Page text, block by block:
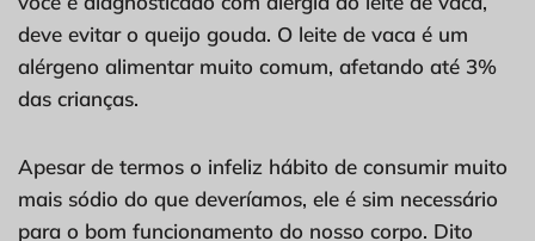
deve evitar o queijo gouda. O leite de vaca é um
alérgeno alimentar muito comum, afetando até 3%
das crianças.
Apesar de termos o infeliz hábito de consumir muito
mais sódio do que deveríamos, ele é sim necessário
para o bom funcionamento do nosso corpo. Dito